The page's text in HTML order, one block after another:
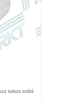
tokos toldó